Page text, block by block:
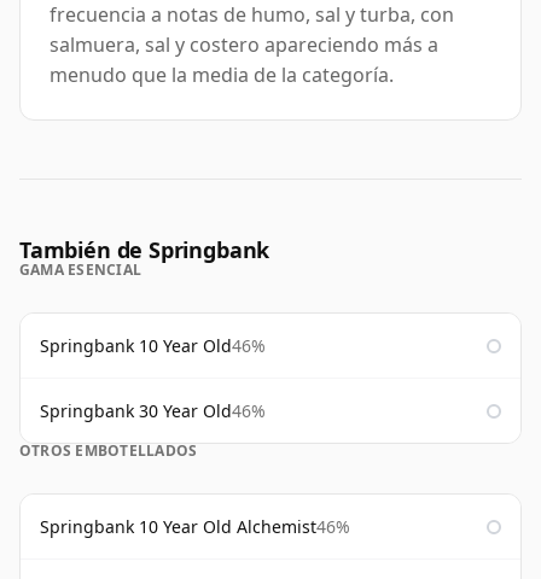
frecuencia a notas de humo, sal y turba, con
salmuera, sal y costero apareciendo más a
menudo que la media de la categoría.
También de Springbank
GAMA ESENCIAL
Springbank 10 Year Old46%
Springbank 30 Year Old46%
OTROS EMBOTELLADOS
Springbank 10 Year Old Alchemist46%